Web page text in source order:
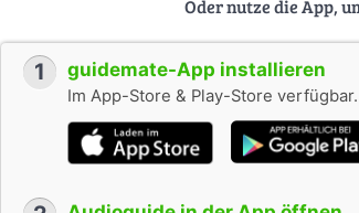
Oder nutze die App,
1 guidemate-App installieren
Im App-Store & Play-Store verfügbar.